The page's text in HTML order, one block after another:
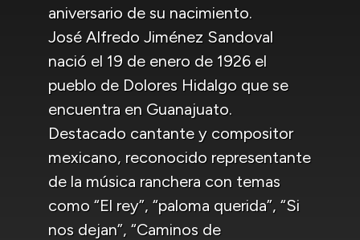
aniversario de su nacimiento.
José Alfredo Jiménez Sandoval
nació el 19 de enero de 1926 el
pueblo de Dolores Hidalgo que se
encuentra en Guanajuato.
Destacado cantante y compositor
mexicano, reconocido representante
de la música ranchera con temas
como “El rey”, “paloma querida”, “Si
nos dejan”, “Caminos de